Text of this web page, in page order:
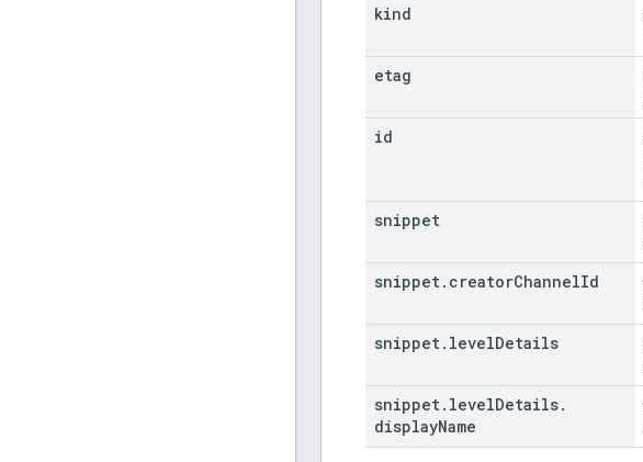
kind
etag
id
snippet
snippet. creatorChannelId
snippet. levelDetails
snippet. levelDetails.
displayName